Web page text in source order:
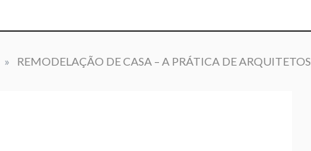
» REMODELAÇÃO DE CASA – A PRÁTICA DE ARQUITETOS